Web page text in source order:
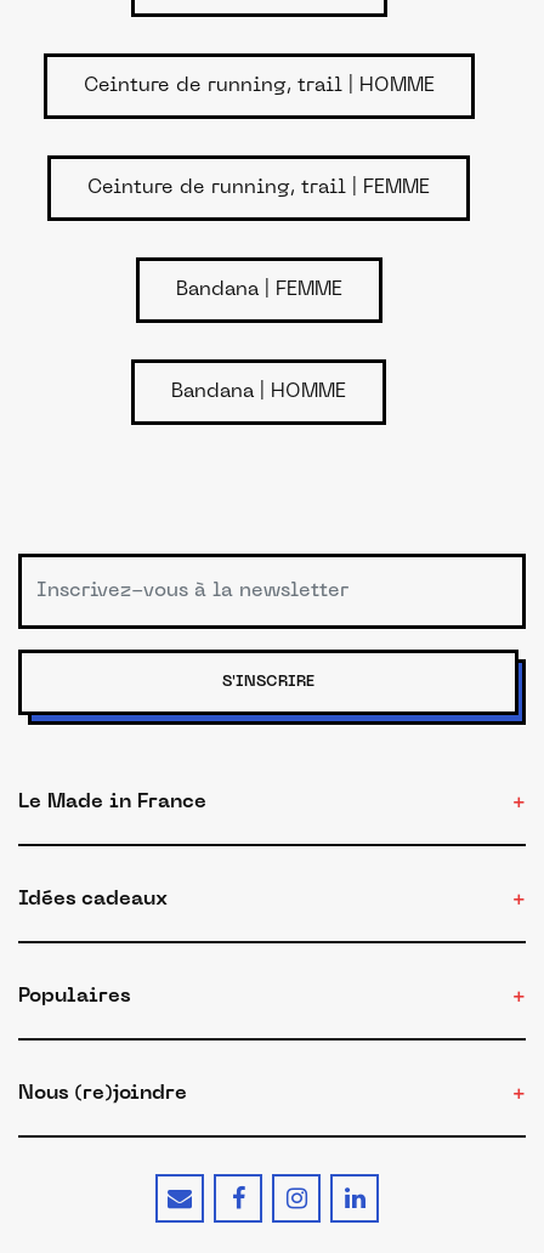
Ceinture de running, trail | HOMME
Ceinture de running, trail | FEMME
Bandana | FEMME
Bandana | HOMME
S'INSCRIRE
Le Made in France
Idées cadeaux
Populaires
Nous (re)joindre